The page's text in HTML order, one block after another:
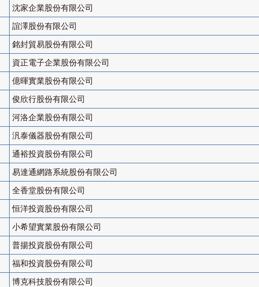
沈家企業股份有限公司
誼澤股份有限公司
銘封貿易股份有限公司
資正電子企業股份有限公司
億暉實業股份有限公司
俊欣行股份有限公司
河洛企業股份有限公司
汎泰儀器股份有限公司
通裕投資股份有限公司
易達通網路系統股份有限公司
全香堂股份有限公司
恒洋投資股份有限公司
小希望實業股份有限公司
普揚投資股份有限公司
福和投資股份有限公司
博克科技股份有限公司